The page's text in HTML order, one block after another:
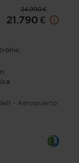
24.990 €
21.790 €
- Aeropuerto